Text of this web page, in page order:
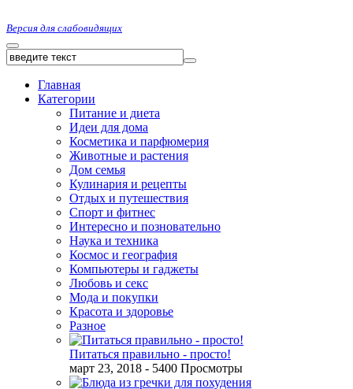
Версия для слабовидящих
Главная
Категории
Питание и диета
Идеи для дома
Косметика и парфюмерия
Животные и растения
Дом семья
Кулинария и рецепты
Отдых и путешествия
Спорт и фитнес
Интересно и позновательно
Наука и техника
Космос и география
Компьютеры и гаджеты
Любовь и секс
Мода и покупки
Красота и здоровье
Разное
Питаться правильно - просто!
март 23, 2018 - 5400 Просмотры